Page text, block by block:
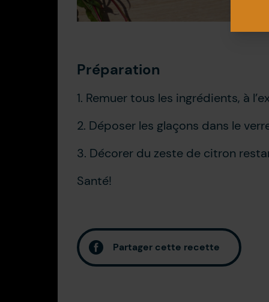
Préparation
1. Remuer tous les ingrédients, à
2. Déposer les glaçons dans le
3. Décorer du zeste de citron
Santé!
Partager cette recette